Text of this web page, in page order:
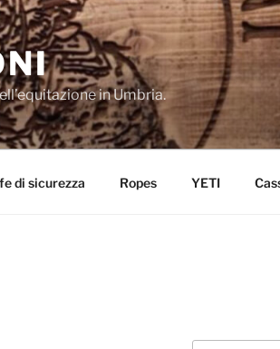
in Umbria.
di sicurezza Ropes YETI